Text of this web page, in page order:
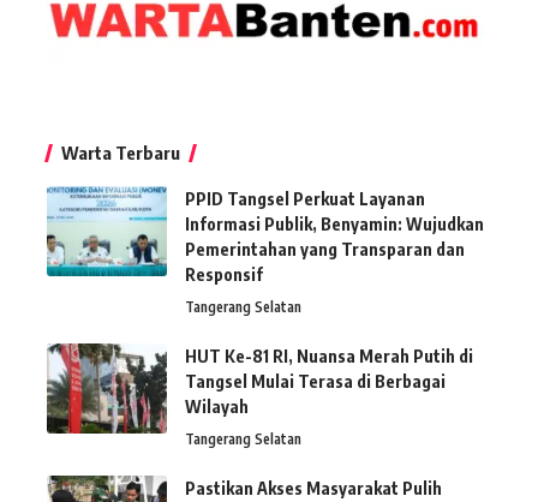
Warta Terbaru
PPID Tangsel Perkuat Layanan
Informasi Publik, Benyamin: Wujudkan
Pemerintahan yang Transparan dan
Responsif
Tangerang Selatan
HUT Ke-81 RI, Nuansa Merah Putih di
Tangsel Mulai Terasa di Berbagai
Wilayah
Tangerang Selatan
Pastikan Akses Masyarakat Pulih